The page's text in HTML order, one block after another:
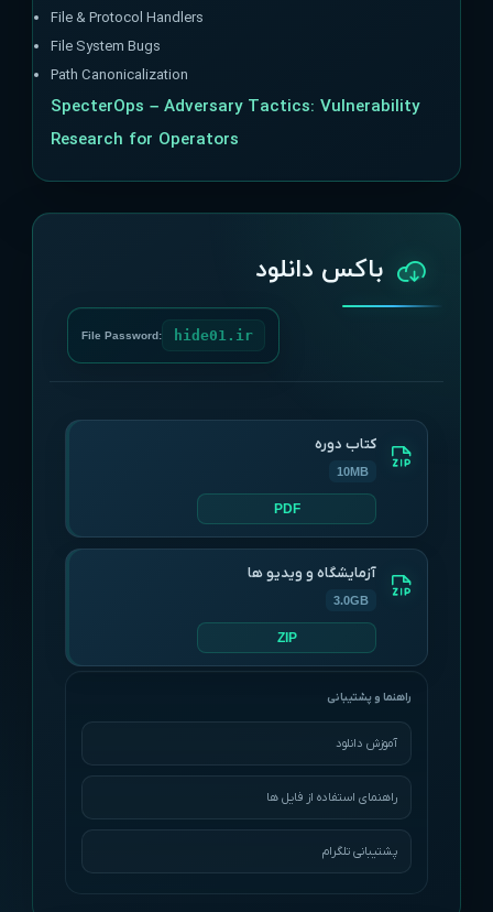
File & Protocol Handlers
File System Bugs
Path Canonicalization
SpecterOps – Adversary Tactics: Vulnerability
Research for Operators
باکس دانلود
File Password: hide01.ir
کتاب دوره
10MB
PDF
آزمایشگاه و ویدیو ها
3.0GB
ZIP
آموزش دانلود
راهنمای استفاده از فایل ها
پشتیبانی تلگرام